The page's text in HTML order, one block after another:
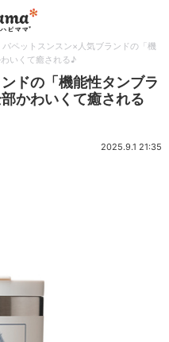
パペットスンスン×人気ブランドの「機
いくて癒される♪
ドの「機能性タンブラ
かわいくて癒される
2025.9.1 21:35